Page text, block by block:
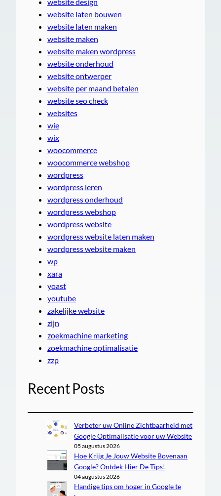
website laten bouwen
website laten maken
website maken
website maken wordpress
website onderhoud
website ontwerper
website per maand betalen
website seo check
websites
wie
wix
woocommerce
woocommerce webshop
wordpress
wordpress leren
wordpress onderhoud
wordpress webshop
wordpress website
wordpress website laten maken
wordpress website maken
wp
xara
yoast
youtube
zakelijke website
zijn
zoekmachine marketing
zoekmachine optimalisatie
zzp
Recent Posts
Verbeter uw Online Zichtbaarheid met
Google Optimalisatie voor uw Website
05 augustus 2026
Hoe Krijg Je Jouw Website Bovenaan
Google? Ontdek Hier De Tips!
04 augustus 2026
Handige tips om hoger in Google te